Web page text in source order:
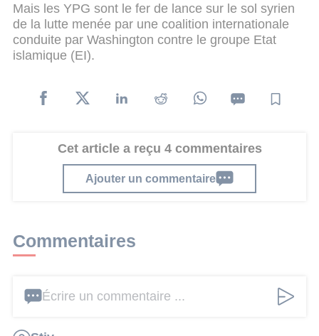
Mais les YPG sont le fer de lance sur le sol syrien
de la lutte menée par une coalition internationale
conduite par Washington contre le groupe Etat
islamique (EI).
Cet article a reçu 4 commentaires
Ajouter un commentaire
Commentaires
Écrire un commentaire ...